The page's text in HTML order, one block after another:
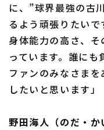
に、”球界最強の古
るよう頑張りたい
身体能力の高さ、
っています。誰にも
ファンのみなさま
したいと思います」
野田海人（のだ・